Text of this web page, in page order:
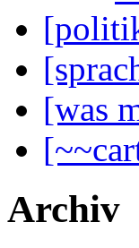
[was
Archiv